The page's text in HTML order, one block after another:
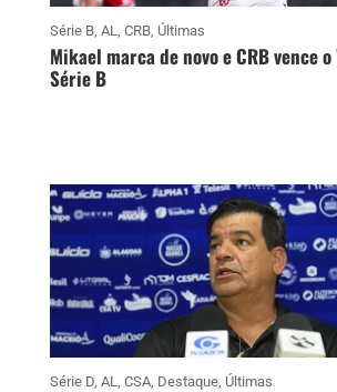
Série B, AL, CRB, Últimas
Mikael marca de novo e CRB vence
Série B
Série D, AL, CSA, Destaque, Últimas